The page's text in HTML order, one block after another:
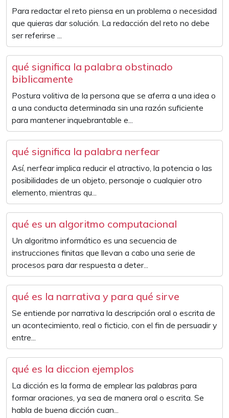
Para redactar el reto piensa en un problema o necesidad
que quieras dar solución. La redacción del reto no debe
ser referirse ...
qué significa la palabra obstinado
biblicamente
Postura volitiva de la persona que se aferra a una idea o
a una conducta determinada sin una razón suficiente
para mantener inquebrantable e...
qué significa la palabra nerfear
Así, nerfear implica reducir el atractivo, la potencia o las
posibilidades de un objeto, personaje o cualquier otro
elemento, mientras qu...
qué es un algoritmo computacional
Un algoritmo informático es una secuencia de
instrucciones finitas que llevan a cabo una serie de
procesos para dar respuesta a deter...
qué es la narrativa y para qué sirve
Se entiende por narrativa la descripción oral o escrita de
un acontecimiento, real o ficticio, con el fin de persuadir y
entre...
qué es la diccion ejemplos
La dicción es la forma de emplear las palabras para
formar oraciones, ya sea de manera oral o escrita. Se
habla de buena dicción cuan...